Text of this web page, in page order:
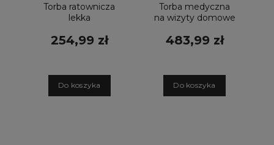
Torba ratownicza
lekka
granatowa
254,99 zł
Do koszyka
Torba medyczna
na wizyty domowe
czarna
483,99 zł
Do koszyka